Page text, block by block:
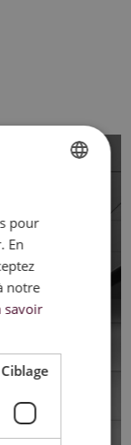
FRENCH
pour
En
notre
savoir
Ciblage